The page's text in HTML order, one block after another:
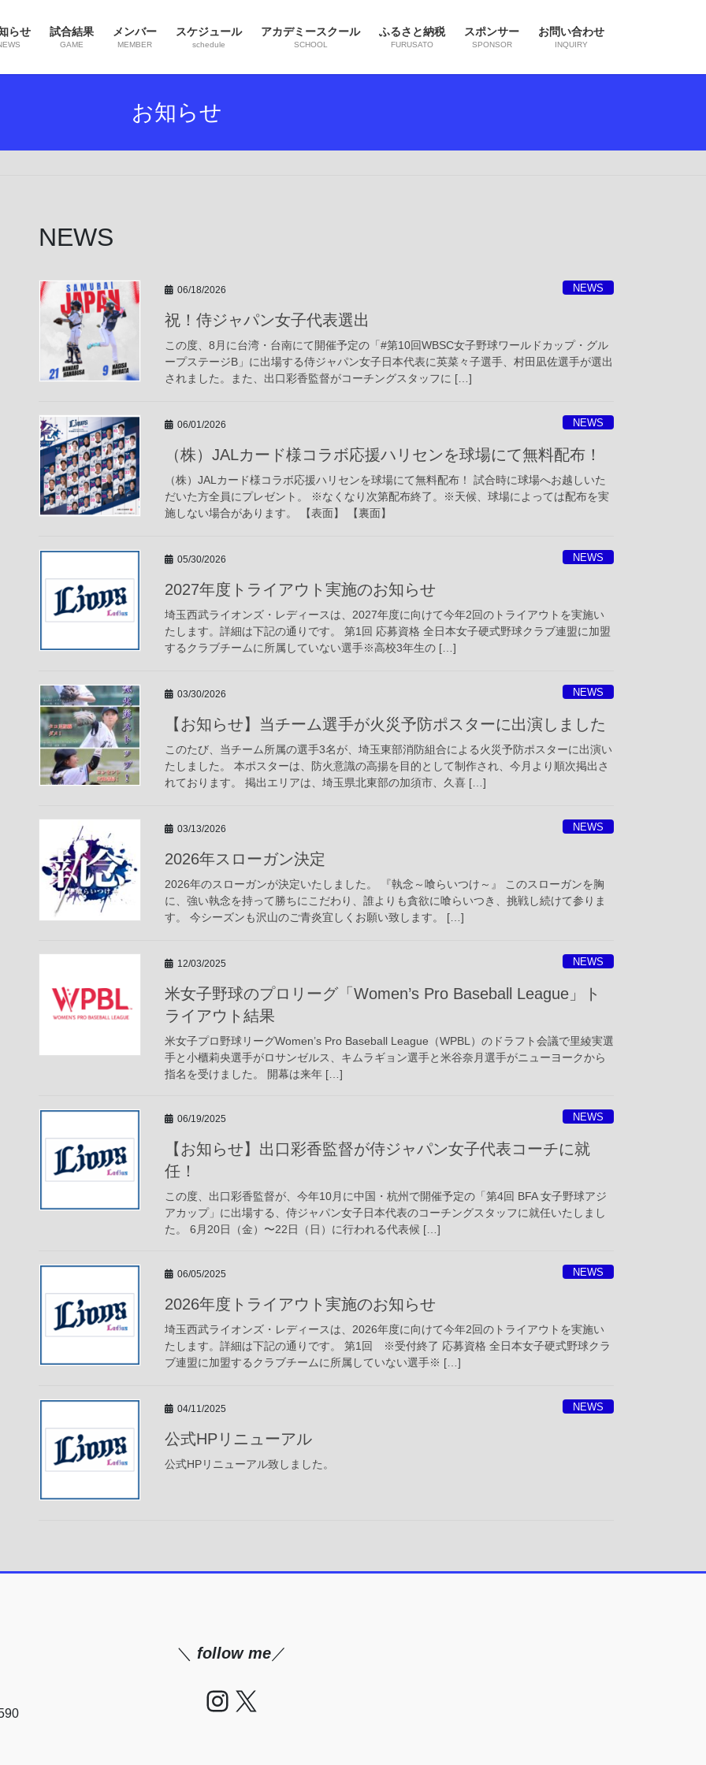
らせ 試合結果
GAME
メンバー
MEMBER
スケジュール
schedule
アカデミースクール
SCHOOL
ふるさと納税
FURUSATO
スポンサー
SPONSOR
お問い合わせ
INQUIRY
お知らせ
NEWS
06/18/2026 NEWS
祝！侍ジャパン女子代表選出
この度、8月に台湾・台南にて開催予定の「#第10回WBSC女子野球ワールドカップ・グル
ープステージB」に出場する侍ジャパン女子日本代表に英菜々子選手、村田凪佐選手が選出
されました。また、出口彩香監督がコーチングスタッフに […]
06/01/2026 NEWS
（株）JALカード様コラボ応援ハリセンを球場にて無料配布！
（株）JALカード様コラボ応援ハリセンを球場にて無料配布！ 試合時に球場へお越しいた
だいた方全員にプレゼント。 ※なくなり次第配布終了。※天候、球場によっては配布を実
施しない場合があります。 【表面】 【裏面】
05/30/2026 NEWS
2027年度トライアウト実施のお知らせ
埼玉西武ライオンズ・レディースは、2027年度に向けて今年2回のトライアウトを実施い
たします。詳細は下記の通りです。 第1回 応募資格 全日本女子硬式野球クラブ連盟に加盟
するクラブチームに所属していない選手※高校3年生の […]
03/30/2026 NEWS
【お知らせ】当チーム選手が火災予防ポスターに出演しました
このたび、当チーム所属の選手3名が、埼玉東部消防組合による火災予防ポスターに出演い
たしました。 本ポスターは、防火意識の高揚を目的として制作され、今月より順次掲出さ
れております。 掲出エリアは、埼玉県北東部の加須市、久喜 […]
03/13/2026 NEWS
2026年スローガン決定
2026年のスローガンが決定いたしました。 『執念～喰らいつけ～』 このスローガンを胸
に、強い執念を持って勝ちにこだわり、誰よりも貪欲に喰らいつき、挑戦し続けて参りま
す。 今シーズンも沢山のご青炎宜しくお願い致します。 […]
12/03/2025 NEWS
米女子野球のプロリーグ「Women’s Pro Baseball League」ト
ライアウト結果
米女子プロ野球リーグWomen’s Pro Baseball League（WPBL）のドラフト会議で里綾実選
手と小櫃莉央選手がロサンゼルス、キムラギョン選手と米谷奈月選手がニューヨークから
指名を受けました。 開幕は来年 […]
06/19/2025 NEWS
【お知らせ】出口彩香監督が侍ジャパン女子代表コーチに就
任！
この度、出口彩香監督が、今年10月に中国・杭州で開催予定の「第4回 BFA 女子野球アジ
アカップ」に出場する、侍ジャパン女子日本代表のコーチングスタッフに就任いたしまし
た。 6月20日（金）〜22日（日）に行われる代表候 […]
06/05/2025 NEWS
2026年度トライアウト実施のお知らせ
埼玉西武ライオンズ・レディースは、2026年度に向けて今年2回のトライアウトを実施い
たします。詳細は下記の通りです。 第1回 ※受付終了 応募資格 全日本女子硬式野球クラ
ブ連盟に加盟するクラブチームに所属していない選手※ […]
04/11/2025 NEWS
公式HPリニューアル
公式HPリニューアル致しました。
＼ follow me／
Instagram
X